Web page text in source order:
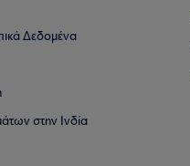
Δεδομένα
στην Ινδία